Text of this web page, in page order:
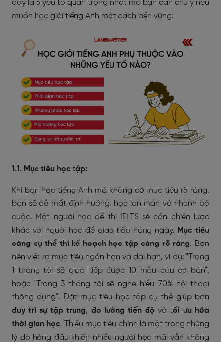
đây là 5 yếu tố quan trọng nhất mà bạn cần chú ý nếu
muốn học giỏi tiếng Anh một cách bền vững:
1.1. Mục tiêu học tập:
Khi bạn học tiếng Anh mà không có mục tiêu rõ ràng,
bạn sẽ dễ mất định hướng, học lan man và nhanh bỏ
cuộc. Một người học để thi IELTS sẽ cần chiến lược
khác với người học để giao tiếp hàng ngày. Mục tiêu
càng cụ thể thì kế hoạch học tập càng rõ ràng. Bạn
nên viết ra mục tiêu ngắn hạn và dài hạn, ví dụ: "Trong
1 tháng tôi sẽ giao tiếp được 10 mẫu câu cơ bản",
hoặc "Trong 3 tháng tôi sẽ nghe hiểu 70% hội thoại
thông dụng". Đặt mục tiêu học tập cụ thể giúp bạn
duy trì sự tập trung, đo lường tiến độ và tối ưu hóa
thời gian học. Thiếu mục tiêu chính là một trong những
lý do hàng đầu khiến nhiều người học mãi vẫn không